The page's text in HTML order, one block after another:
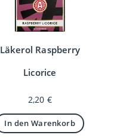
Läkerol Raspberry
Licorice
2,20 €
In den Warenkorb